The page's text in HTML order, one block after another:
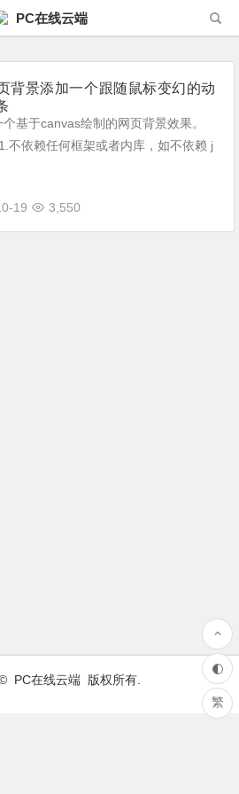
PC在线云端
背景添加一个跟随鼠标变幻的动
个基于canvas绘制的网页背景效果。
不依赖任何框架或者内库，如不依赖 j
19
3,550
PC在线云端 版权所有.
繁